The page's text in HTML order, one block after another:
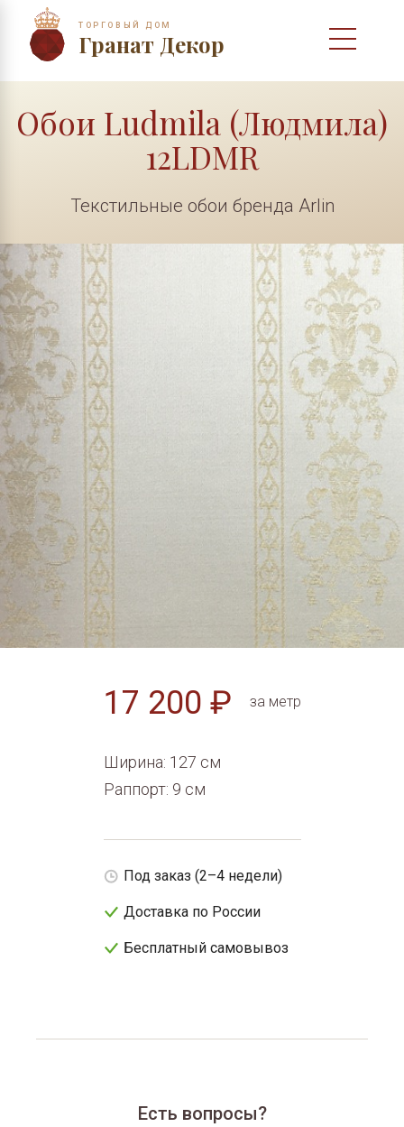
ТОРГОВЫЙ ДОМ
Гранат Декор
Обои Ludmila (Людмила)
12LDMR
Текстильные обои бренда Arlin
17 200 ₽ за метр
Ширина: 127 см
Раппорт: 9 см
Под заказ (2–4 недели)
Доставка по России
Бесплатный самовывоз
Есть вопросы?